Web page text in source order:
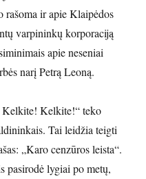
ir apie Klaipėdos
varpininkų korporaciją
apie neseniai
narį Petrą Leoną.
Kelkite!“ teko
Tai leidžia teigti
„Karo cenzūros leista“.
pasirodė lygiai po metų,